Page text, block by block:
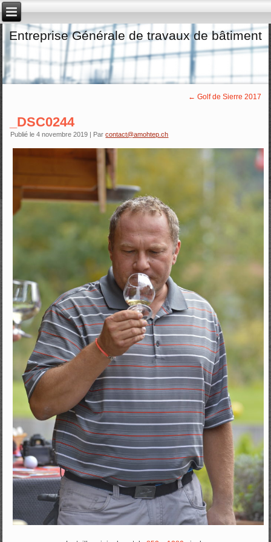
Entreprise Générale de travaux de bâtiment
← Golf de Sierre 2017
_DSC0244
Publié le 4 novembre 2019 | Par contact@amohtep.ch